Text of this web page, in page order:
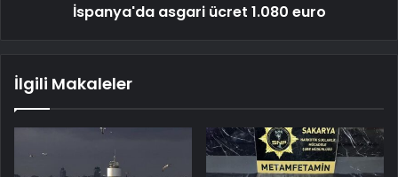
İspanya'da asgari ücret 1.080 euro
İlgili Makaleler